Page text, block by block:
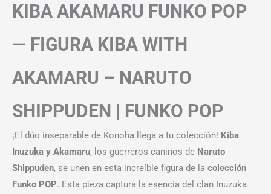
KIBA AKAMARU FUNKO POP
— FIGURA KIBA WITH
AKAMARU – NARUTO
SHIPPUDEN | FUNKO POP
¡El dúo inseparable de Konoha llega a tu colección! Kiba
Inuzuka y Akamaru, los guerreros caninos de Naruto
Shippuden, se unen en esta increíble figura de la colección
Funko POP. Esta pieza captura la esencia del clan Inuzuka